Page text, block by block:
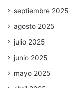
septiembre 2025
agosto 2025
julio 2025
junio 2025
mayo 2025